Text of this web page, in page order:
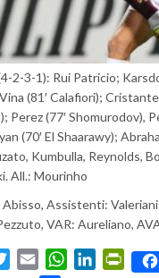
2-3-1): Rui Patricio;
(81′ Calafiori);
Perez (77′ Shomurodov),
(70′ El Shaarawy);
Kumbulla, Reynolds,
All.: Mourinho
Assistenti:
VAR: Aureliano,
TwitterEmail WhatsApp
LinkedIn